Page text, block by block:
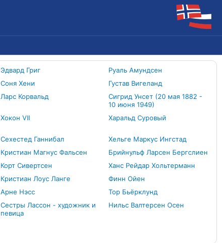
Эдвард Григ
Руаль Амундсен
Соня Хени
Густав Вигеланд
Ларс Корвальд
Сигрид Унсет (20 мая 1882 -
10 июня 1949)
Хокон VII Харальд Суровый
Сехестед Ганнибал
Хельге Маркус Ингстад
Кристиан Магнус Фальсен
Брийнульф Ларсен Бергслиен
Корт Сивертсен
Ханс Рейдар Хольтерманн
Кристиан Лоус Ланге
Финн Ойен
Арне Нэсс
Тор Бьёрклунд
Сестры Лассон - художник и
певица
Нильс Валтерсен Осен